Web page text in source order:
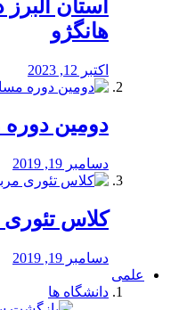
استان
هانگژو
اکتبر 12, 2023
دومین دوره
دسامبر 19, 2019
کلاس تئوری
دسامبر 19, 2019
علمی
دانشگاه ها